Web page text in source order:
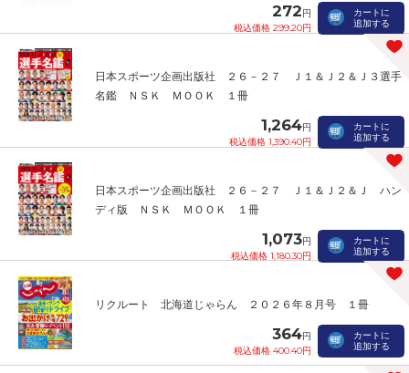
272円
税込価格 299.20円
カートに
追加する
日本スポーツ企画出版社 ２６－２７ Ｊ１＆Ｊ２＆Ｊ３選手
名鑑 ＮＳＫ ＭＯＯＫ １冊
1,264円
税込価格 1,390.40円
カートに
追加する
日本スポーツ企画出版社 ２６－２７ Ｊ１＆Ｊ２＆Ｊ ハン
ディ版 ＮＳＫ ＭＯＯＫ １冊
1,073円
税込価格 1,180.30円
カートに
追加する
リクルート 北海道じゃらん ２０２６年８月号 １冊
364円
税込価格 400.40円
カートに
追加する